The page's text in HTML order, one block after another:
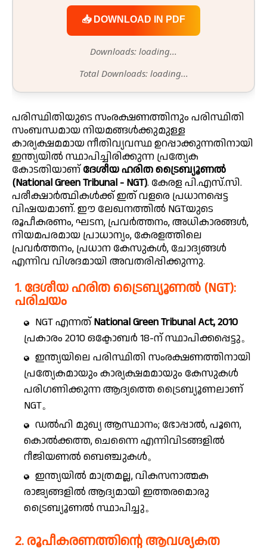
📥 DOWNLOAD IN PDF
Downloads: loading...
Total Downloads: loading...
പരിസ്ഥിതിയുടെ സംരക്ഷണത്തിനും പരിസ്ഥിതി
സംബന്ധമായ നിയമങ്ങൾക്കുമുള്ള
കാര്യക്ഷമമായ നീതിവ്യവസ്ഥ ഉറപ്പാക്കുന്നതിനായി
ഇന്ത്യയിൽ സ്ഥാപിച്ചിരിക്കുന്ന പ്രത്യേക
കോടതിയാണ്ദേശീയ ഹരിത ട്രൈബ്യൂണൽ
(National Green Tribunal - NGT). കേരള പി.എസ്.സി.
പരീക്ഷാർത്ഥികൾക്ക് ഇത് വളരെ പ്രധാനപ്പെട്ട
വിഷയമാണ്. ഈ ലേഖനത്തിൽ NGTയുടെ
രൂപീകരണം, ഘടന, പ്രവർത്തനം, അധികാരങ്ങൾ,
നിയമപരമായ പ്രാധാന്യം, കേരളത്തിലെ
പ്രവർത്തനം, പ്രധാന കേസുകൾ, ചോദ്യങ്ങൾ
എന്നിവ വിശദമായി അവതരിപ്പിക്കുന്നു.
1. ദേശീയ ഹരിത ട്രൈബ്യൂണൽ (NGT):
പരിചയം
NGT എന്നത്National Green Tribunal Act, 2010
പ്രകാരം 2010 ഒക്ടോബർ 18-ന് സ്ഥാപിക്കപ്പെട്ടു。
ഇന്ത്യയിലെ പരിസ്ഥിതി സംരക്ഷണത്തിനായി
പ്രത്യേകമായും കാര്യക്ഷമമായും കേസുകൾ
പരിഗണിക്കുന്ന ആദ്യത്തെ ട്രൈബ്യൂണലാണ്
NGT。
ഡൽഹി മുഖ്യ ആസ്ഥാനം; ഭോപ്പാൽ, പൂനെ,
കൊൽക്കത്ത, ചെന്നൈ എന്നിവിടങ്ങളിൽ
റീജിയണൽ ബെഞ്ചുകൾ。
ഇന്ത്യയിൽ മാത്രമല്ല, വികസനാത്മക
രാജ്യങ്ങളിൽ ആദ്യമായി ഇത്തരമൊരു
ട്രൈബ്യൂണൽ സ്ഥാപിച്ചു。
2. രൂപീകരണത്തിന്റെ ആവശ്യകത